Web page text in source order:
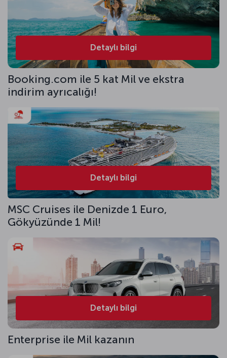
Detaylı bilgi
Booking.com ile 5 kat Mil ve ekstra
indirim ayrıcalığı!
Detaylı bilgi
MSC Cruises ile Denizde 1 Euro,
Gökyüzünde 1 Mil!
Detaylı bilgi
Enterprise ile Mil kazanın